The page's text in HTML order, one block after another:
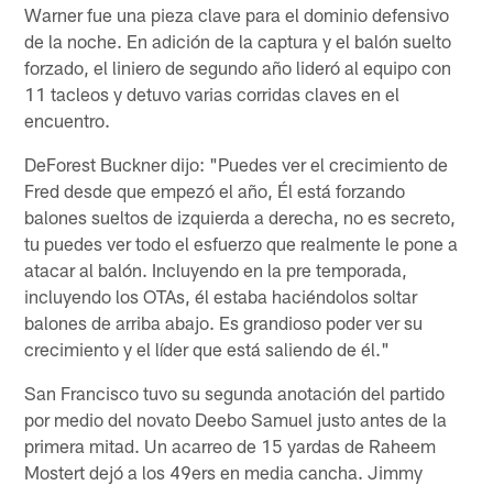
Warner fue una pieza clave para el dominio defensivo
de la noche. En adición de la captura y el balón suelto
forzado, el liniero de segundo año lideró al equipo con
11 tacleos y detuvo varias corridas claves en el
encuentro.
DeForest Buckner dijo: "Puedes ver el crecimiento de
Fred desde que empezó el año, Él está forzando
balones sueltos de izquierda a derecha, no es secreto,
tu puedes ver todo el esfuerzo que realmente le pone a
atacar al balón. Incluyendo en la pre temporada,
incluyendo los OTAs, él estaba haciéndolos soltar
balones de arriba abajo. Es grandioso poder ver su
crecimiento y el líder que está saliendo de él."
San Francisco tuvo su segunda anotación del partido
por medio del novato Deebo Samuel justo antes de la
primera mitad. Un acarreo de 15 yardas de Raheem
Mostert dejó a los 49ers en media cancha. Jimmy